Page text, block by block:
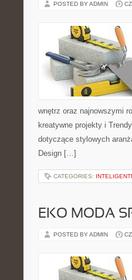
POSTED BY ADMIN
wnętrz oraz najnowszymi
kreatywne projekty i
dotyczące stylowych
Design […]
CATEGORIES:
EKO MODA
POSTED BY ADMIN